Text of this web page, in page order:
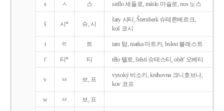
s ㅅ 스 sedlo 세들로, máslo 마슬로, nos 노스
š 시* 슈, 시
šaty 샤티, Šternberk 슈테른베르크,
koš 코시
t ㅌ 트 tam 탐, matka 마트카, bolest 볼레스트
t' 티* 티 tělo 텔로, štěstí 슈테스티, obět' 오베티
v ㅂ 브, 프
vysoký 비소키, knihovna 크니호브나,
kov 코프
w ㅂ 브, 프